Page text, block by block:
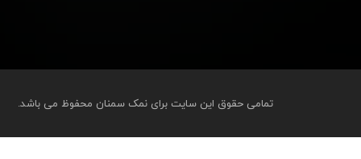
تمامی حقوق این سایت برای نمک سمنان محفوظ می باشد.